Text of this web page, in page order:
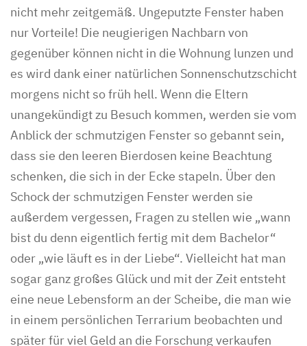
nicht mehr zeitgemäß. Ungeputzte Fenster haben
nur Vorteile! Die neugierigen Nachbarn von
gegenüber können nicht in die Wohnung lunzen und
es wird dank einer natürlichen Sonnenschutzschicht
morgens nicht so früh hell. Wenn die Eltern
unangekündigt zu Besuch kommen, werden sie vom
Anblick der schmutzigen Fenster so gebannt sein,
dass sie den leeren Bierdosen keine Beachtung
schenken, die sich in der Ecke stapeln. Über den
Schock der schmutzigen Fenster werden sie
außerdem vergessen, Fragen zu stellen wie „wann
bist du denn eigentlich fertig mit dem Bachelor“
oder „wie läuft es in der Liebe“. Vielleicht hat man
sogar ganz großes Glück und mit der Zeit entsteht
eine neue Lebensform an der Scheibe, die man wie
in einem persönlichen Terrarium beobachten und
später für viel Geld an die Forschung verkaufen